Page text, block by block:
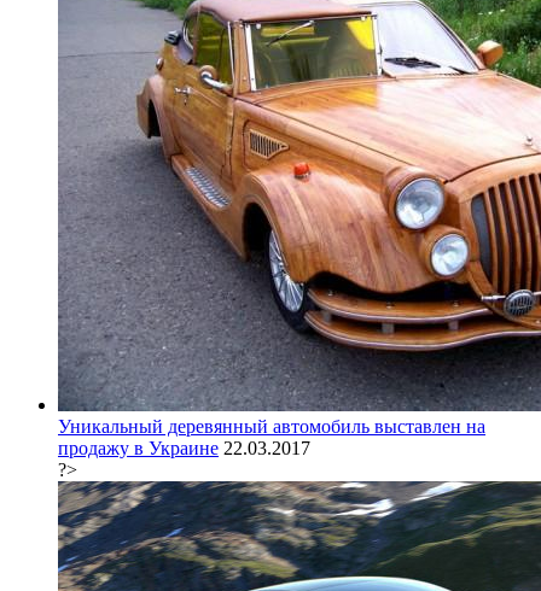
Уникальный деревянный автомобиль выставлен на
продажу в Украине 22.03.2017
?>